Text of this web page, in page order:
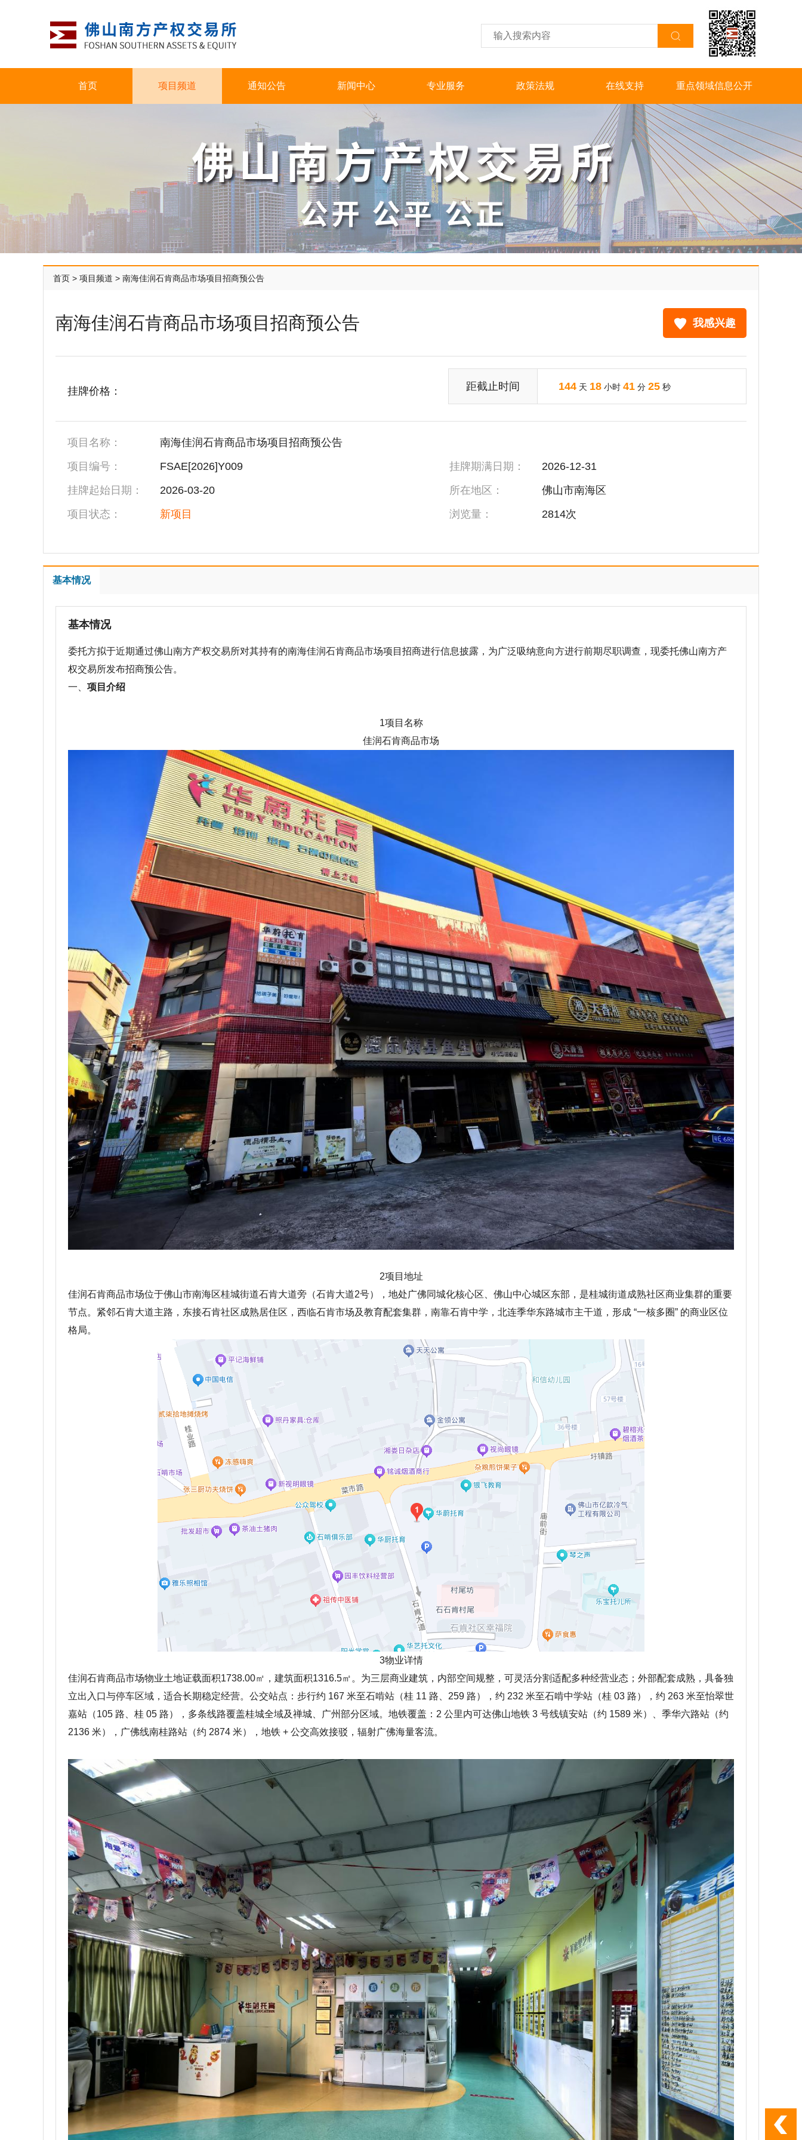
首页 项目频道 通知公告 新闻中心 专业服务 政策法规 在线支持 重点领域信息公开
首页 > 项目频道 > 南海佳润石肯商品市场项目招商预公告
南海佳润石肯商品市场项目招商预公告 我感兴趣
挂牌价格： 距截止时间 144 天 18 小时 41 分 23 秒
项目名称：
南海佳润石肯商品市场项目招商预公告
项目编号：
FSAE[2026]Y009 挂牌期满日期：
2026-12-31
挂牌起始日期：
2026-03-20 所在地区：
佛山市南海区
项目状态：
新项目 浏览量： 2814次
基本情况
基本情况
委托方拟于近期通过佛山南方产权交易所对其持有的南海佳润石肯商品市场项目招商进行信息披露，为广泛吸纳意向方进行前期尽职调查，现委托佛山南方产
权交易所发布招商预公告。
一、 项目 介绍
1项目名称
佳润石肯商品市场
2项目地址
佳润石肯商品市场位于佛山市南海区桂城街道石肯大道旁（石肯大道2号），地处广佛同城化核心区、佛山中心城区东部，是桂城街道成熟社区商业集群的重要
节点。紧邻石肯大道主路，东接石肯社区成熟居住区，西临石肯市场及教育配套集群，南靠石肯中学，北连季华东路城市主干道，形成 “一核多圈” 的商业区位
格局。
3物业详情
佳润石肯商品市场物业土地证载面积1738.00㎡，建筑面积1316.5㎡。为三层商业建筑，内部空间规整，可灵活分割适配多种经营业态；外部配套成熟，具备独
立出入口与停车区域，适合长期稳定经营。公交站点：步行约 167 米至石啃站（桂 11 路、259 路），约 232 米至石啃中学站（桂 03 路），约 263 米至怡翠世
嘉站（105 路、桂 05 路），多条线路覆盖桂城全域及禅城、广州部分区域。地铁覆盖：2 公里内可达佛山地铁 3 号线镇安站（约 1589 米）、季华六路站（约
2136 米），广佛线南桂路站（约 2874 米），地铁 + 公交高效接驳，辐射广佛海量客流。